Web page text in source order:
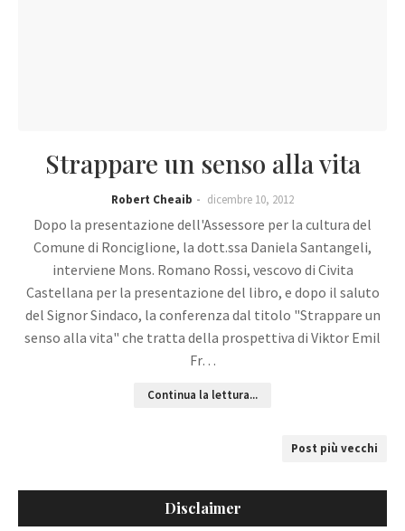
Strappare un senso alla vita
Robert Cheaib dicembre 10, 2012
Dopo la presentazione dell'Assessore per la cultura del
Comune di Ronciglione, la dott.ssa Daniela Santangeli,
interviene Mons. Romano Rossi, vescovo di Civita
Castellana per la presentazione del libro, e dopo il saluto
del Signor Sindaco, la conferenza dal titolo "Strappare un
senso alla vita" che tratta della prospettiva di Viktor Emil
Fr…
Continua la lettura...
Post più vecchi
Disclaimer